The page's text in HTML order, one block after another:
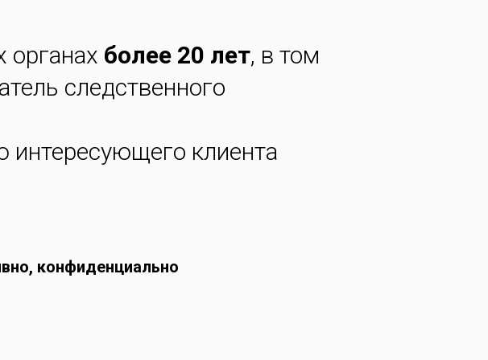
органах более 20 лет, в том
следственного
интересующего клиента
конфиденциально